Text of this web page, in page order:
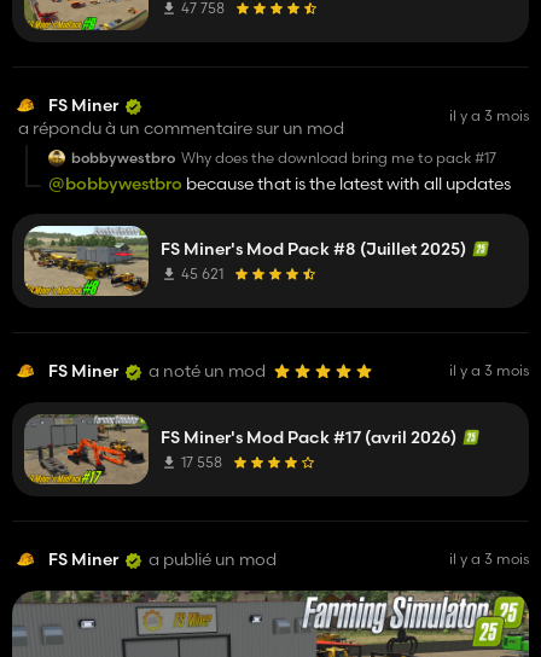
47 758
FS Miner
a répondu à un commentaire sur un mod
il y a 3 mois
bobbywestbro Why does the download bring me to pack #17
@bobbywestbro because that is the latest with all updates
FS Miner's Mod Pack #8 (Juillet 2025)
45 621
FS Miner a noté un mod il y a 3 mois
FS Miner's Mod Pack #17 (avril 2026)
17 558
FS Miner a publié un mod il y a 3 mois